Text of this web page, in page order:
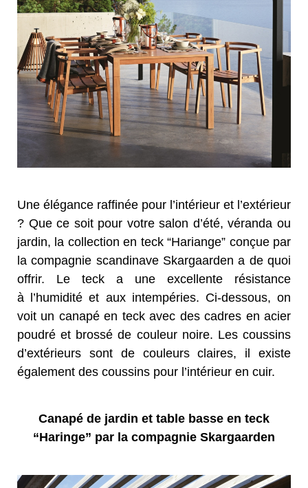
Une élégance raffinée pour l’intérieur et l’extérieur
? Que ce soit pour votre salon d’été, véranda ou
jardin, la collection en teck “Hariange” conçue par
la compagnie scandinave Skargaarden a de quoi
offrir. Le teck a une excellente résistance
à l’humidité et aux intempéries. Ci-dessous, on
voit un canapé en teck avec des cadres en acier
poudré et brossé de couleur noire. Les coussins
d’extérieurs sont de couleurs claires, il existe
également des coussins pour l’intérieur en cuir.
Canapé de jardin et table basse en teck
“Haringe” par la compagnie Skargaarden